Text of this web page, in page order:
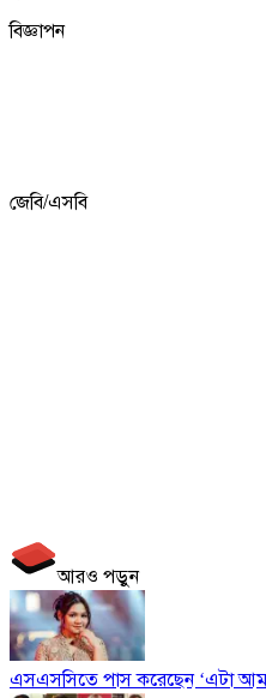
বিজ্ঞাপন
জেবি/এসবি
আরও পড়ুন
এসএসসিতে পাস করেছেন ‘এটা